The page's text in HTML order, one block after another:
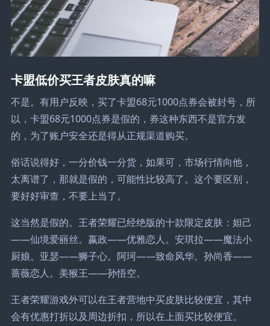
卡盟低价买王者皮肤真的嘛
不是。有用户反映，买了卡盟68元1000点券会被封号，所
以，卡盟68元1000点券是假的，券这种东西不是官方发
的，为了账户安全还是得从正规渠道购买。
俗话说得好，一分价钱一分货，如果可，市场行情向他，
太离谱了，那就是假的，可能性比较高了。这个要区别，
要好好审查，不要上当了。
这当然是假的。王者荣耀已经绝版的十款限定皮肤：妲己
——仙境爱丽丝。嬴政——优雅恋人。安琪拉——魔法小
厨娘。亚瑟——狮子心。阿珂——致命风华。孙尚香——
蔷薇恋人。美猴王——孙悟空。
王者荣耀游戏外可以在王者营地中买皮肤比较便宜，其中
会有优惠打折以及周边折扣，所以在上面买比较便宜。